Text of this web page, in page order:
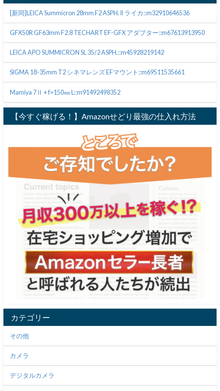
[新同]LEICA Summicron 28mm F2 ASPH. II ライカ::m32910646536
GFX50R GF63mm F2.8 TECHART EF-GFX アダプター::m67613913950
LEICA APO SUMMICRON SL 35/2 ASPH.::m45928219142
SIGMA 18-35mm T2 シネマレンズ EFマウント::m69511535661
Mamiya 7Ⅱ + f=150㎜ L::m91492498352
【今すぐ稼げる！】Amazonせどり最強の仕入れ方法
カテゴリー
その他
カメラ
デジタルカメラ